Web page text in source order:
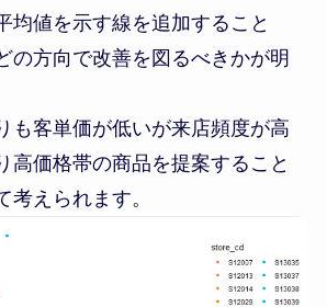
均値を示す線を追加すること
の方向で改善を図るべきかが明
も客単価が低いが来店頻度が高
高価格帯の商品を提案すること
考えられます。